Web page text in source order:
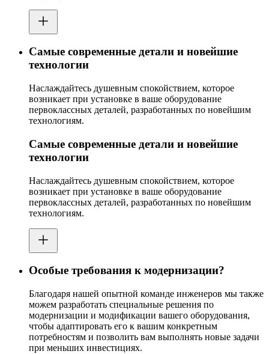
Самые современные детали и новейшие
технологии
Наслаждайтесь душевным спокойствием, которое
возникает при установке в ваше оборудование
первоклассных деталей, разработанных по новейшим
технологиям.
Самые современные детали и новейшие
технологии
Наслаждайтесь душевным спокойствием, которое
возникает при установке в ваше оборудование
первоклассных деталей, разработанных по новейшим
технологиям.
Особые требования к модернизации?
Благодаря нашей опытной команде инженеров мы также
можем разработать специальные решения по
модернизации и модификации вашего оборудования,
чтобы адаптировать его к вашим конкретным
потребностям и позволить вам выполнять новые задачи
при меньших инвестициях.